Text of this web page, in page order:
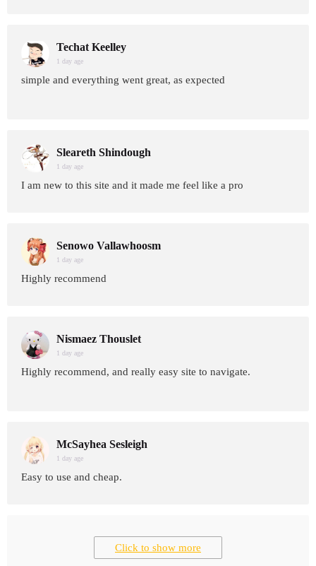
Techat Keelley
1 day age
simple and everything went great, as expected
Sleareth Shindough
1 day age
I am new to this site and it made me feel like a pro
Senowo Vallawhoosm
1 day age
Highly recommend
Nismaez Thouslet
1 day age
Highly recommend, and really easy site to navigate.
McSayhea Sesleigh
1 day age
Easy to use and cheap.
Click to show more